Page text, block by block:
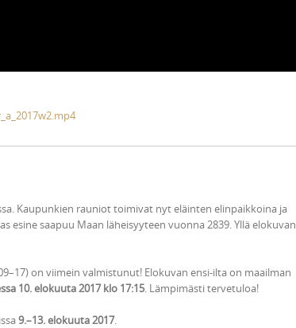
Kaupunkien rauniot toimivat nyt eläinten elinpaikkoina ja
esine saapuu Maan läheisyyteen vuonna 2839. Yllä elokuvan
on viimein valmistunut! Elokuvan ensi-ilta on maailman
10. elokuuta 2017 klo 17:15. Lämpimästi tervetuloa!
9.–13. elokuuta 2017.